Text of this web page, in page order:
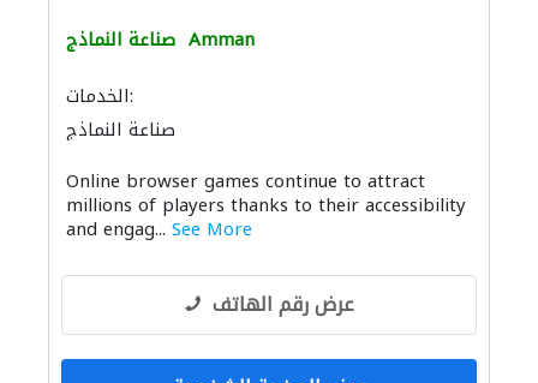
صناعة النماذج Amman
الخدمات:
صناعة النماذج
Online browser games continue to attract
millions of players thanks to their accessibility
and engag... See More
عرض رقم الهاتف